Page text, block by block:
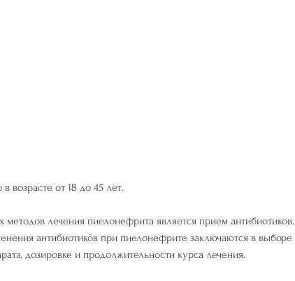
возрасте от 18 до 45 лет.
лечения пиелонефрита является прием антибиотиков.
антибиотиков при пиелонефрите заключаются в выборе
дозировке и продолжительности курса лечения.